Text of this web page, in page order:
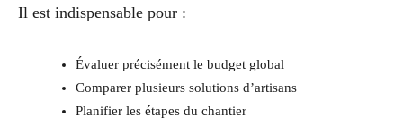
Il est indispensable pour :
Évaluer précisément le budget global
Comparer plusieurs solutions d’artisans
Planifier les étapes du chantier